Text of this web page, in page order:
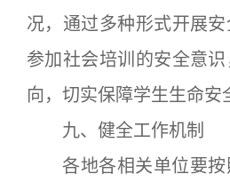
况，通过多种形式开展
参加社会培训的安全意
向，切实保障学生生命安
九、健全工作机制
各地各相关单位要按